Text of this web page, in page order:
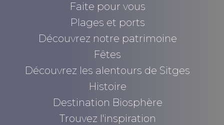
Faite pour vous
Plages et ports
Découvrez notre patrimoine
Fêtes
Découvrez les alentours de Sitges
Histoire
Destination Biosphère
Trouvez l'inspiration